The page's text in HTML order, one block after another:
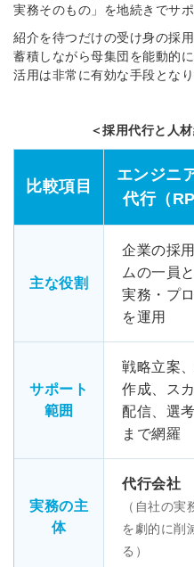
実務そのもの」を地続きでサポ
紹介を待つだけの受け身の採
蓄積しながら母集団を能動的
活用は非常に有効な手段となり
＜採用代行と人
比較項目
エンジニ
代行（
主な役割
企業の採
ムの一員
実務・プ
を運用
サポート
範囲
戦略立案
作成、ス
配信、選
まで網羅
実務の主
体
代行会社
（自社の実
を劇的に削
る）